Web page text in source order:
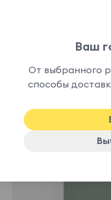
наличии
New
Ваш
От выбранного
способы